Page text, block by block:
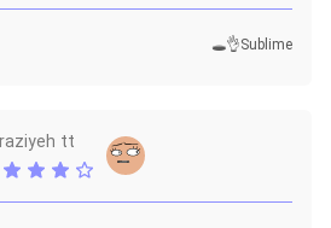
Sublime👌🕳
raziyeh tt